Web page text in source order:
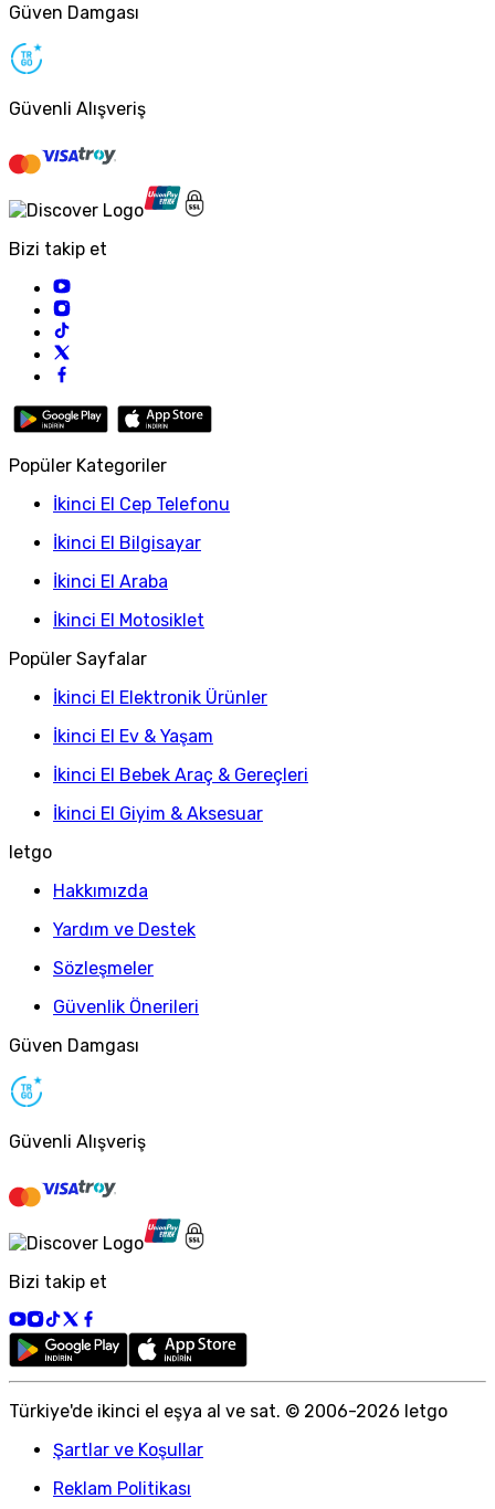
Güven Damgası
Güvenli Alışveriş
Bizi takip et
Popüler Kategoriler
İkinci El Cep Telefonu
İkinci El Bilgisayar
İkinci El Araba
İkinci El Motosiklet
Popüler Sayfalar
İkinci El Elektronik Ürünler
İkinci El Ev & Yaşam
İkinci El Bebek Araç & Gereçleri
İkinci El Giyim & Aksesuar
letgo
Hakkımızda
Yardım ve Destek
Sözleşmeler
Güvenlik Önerileri
Güven Damgası
Güvenli Alışveriş
Bizi takip et
Türkiye'de ikinci el eşya al ve sat. © 2006-2026 letgo
Şartlar ve Koşullar
Reklam Politikası